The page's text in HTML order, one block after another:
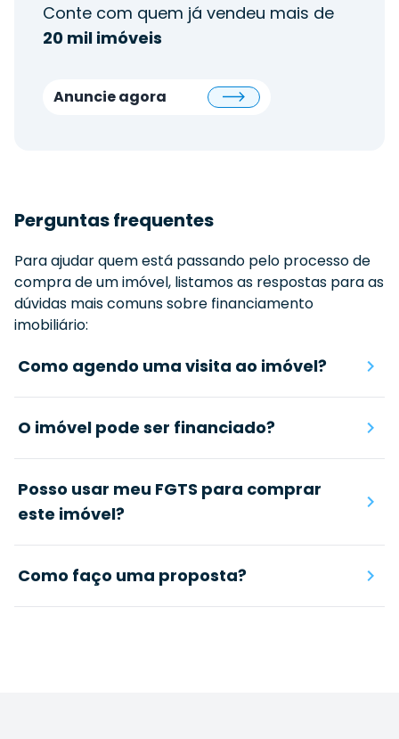
Conte com quem já vendeu mais de
20 mil imóveis
Anuncie agora
Perguntas frequentes
Para ajudar quem está passando pelo processo de
compra de um imóvel, listamos as respostas para as
dúvidas mais comuns sobre financiamento
imobiliário:
Como agendo uma visita ao imóvel?
O imóvel pode ser financiado?
Posso usar meu FGTS para comprar
este imóvel?
Como faço uma proposta?